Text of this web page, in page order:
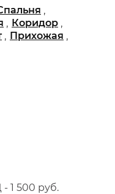
,
, Коридор ,
, Прихожая ,
1 500 руб.